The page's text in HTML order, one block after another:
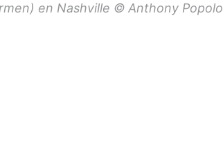
en Nashville © Anthony Popolo